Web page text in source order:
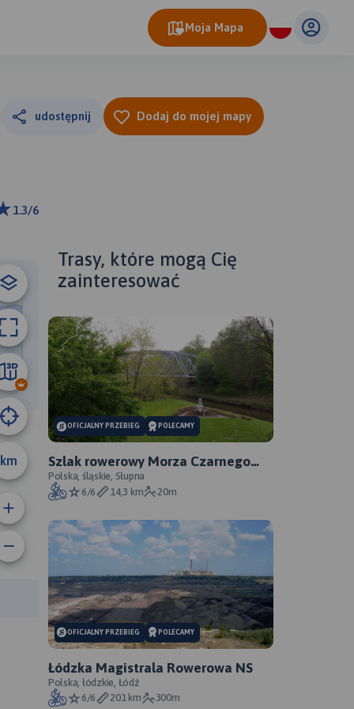
Moja Mapa
udostępnij Dodaj do mojej mapy
1.3/6
km
11 km
trasy:
Trasy, które mogą Cię
zainteresować
OFICJALNY PRZEBIEG POLECAMY
Szlak rowerowy Morza Czarnego
Sosnowiec - oficjalny przebieg
Polska, śląskie, Słupna
6/6
14,3 km 20m
OFICJALNY PRZEBIEG POLECAMY
Łódzka Magistrala Rowerowa NS
Polska, łódzkie, Łódź
6/6
201 km 300m